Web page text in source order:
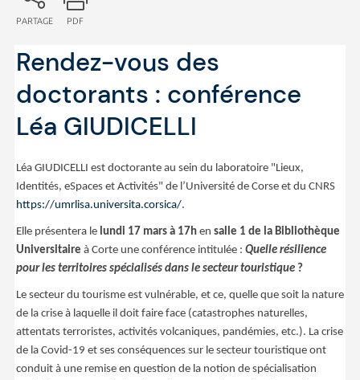
PARTAGE PDF
Rendez-vous des
doctorants : conférence
Léa GIUDICELLI
Léa GIUDICELLI est doctorante au sein du laboratoire "Lieux,
Identités, eSpaces et Activités" de l’Université de Corse et du CNRS
https://umrlisa.universita.corsica/.
Elle présentera le lundi 17 mars à 17hen salle 1 de la Bibliothèque
Universitaire à Corte une conférence intitulée : Quelle résilience
pour les territoires spécialisés dans le secteur touristique?
Le secteur du tourisme est vulnérable, et ce, quelle que soit la nature
de la crise à laquelle il doit faire face (catastrophes naturelles,
attentats terroristes, activités volcaniques, pandémies, etc.). La crise
de la Covid-19 et ses conséquences sur le secteur touristique ont
conduit à une remise en question de la notion de spécialisation